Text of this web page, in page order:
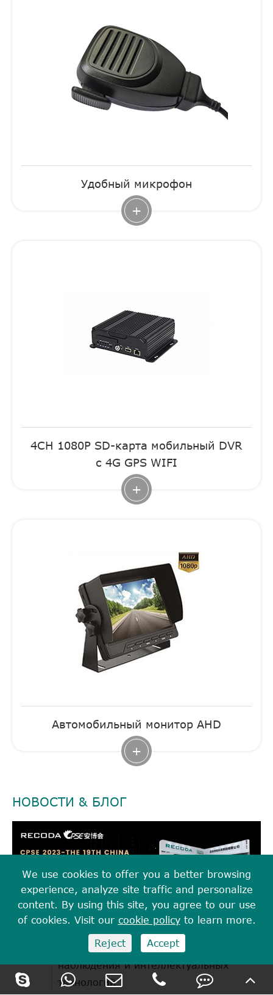
Удобный микрофон
+
4CH 1080P SD-карта мобильный DVR
с 4G GPS WIFI
+
Автомобильный монитор AHD
+
НОВОСТИ & БЛОГ
сочетание инновационного
наблюдения и интеллектуальных
технологий
We use cookies to offer you a better browsing
experience, analyze site traffic and personalize
content. By using this site, you agree to our use
of cookies. Visit our cookie policyto learn more.
Reject Accept